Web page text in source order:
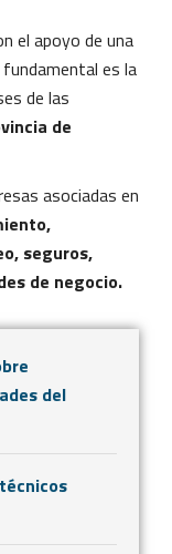
el apoyo de una
es la
de las
de
asociadas en
seguros,
de negocio.
del